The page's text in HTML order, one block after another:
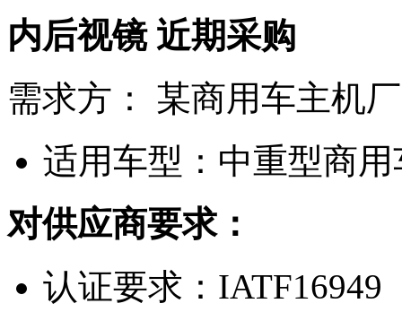
内后视镜 近期采购
需求方：
某商用车主机厂
适用车型： 中重型商
对供应商要求：
认证要求： IATF16949